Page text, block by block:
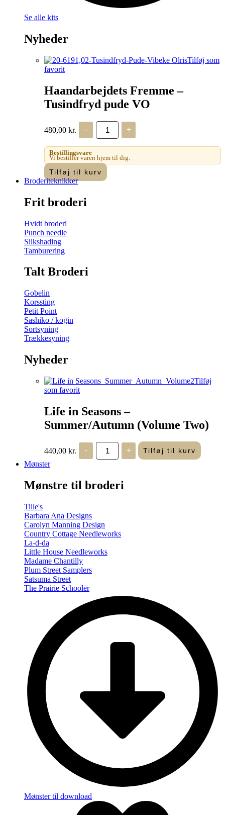
Se alle kits
Nyheder
Tilføj som
favorit
Haandarbejdets Fremme –
Tusindfryd pude VO
480,00 kr. -
Haandarbejdets
Fremme
-
Tusindfryd
pude
VO
antal
+
Bestillingsvare
Vi bestiller varen hjem til dig.
Tilføj til kurv
Broderiteknikker
Frit broderi
Hvidt broderi
Punch needle
Silkshading
Tamburering
Talt Broderi
Gobelin
Korssting
Petit Point
Sashiko / kogin
Sortsyning
Trækkesyning
Nyheder
Tilføj
som favorit
Life in Seasons –
Summer/Autumn (Volume Two)
440,00 kr. -
Life
Seasons
(Volume
+ Tilføj til kurv
Mønster
Mønstre til broderi
Tille's
Barbara Ana Designs
Carolyn Manning Design
Country Cottage Needleworks
La-d-da
Little House Needleworks
Madame Chantilly
Plum Street Samplers
Satsuma Street
The Prairie Schooler
Mønster til download